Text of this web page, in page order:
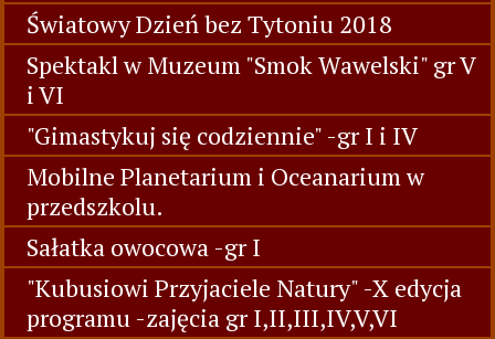
Światowy Dzień bez Tytoniu 2018
Spektakl w Muzeum "Smok Wawelski" gr V
i VI
"Gimastykuj się codziennie" -gr I i IV
Mobilne Planetarium i Oceanarium w
przedszkolu.
Sałatka owocowa -gr I
"Kubusiowi Przyjaciele Natury" -X edycja
programu -zajęcia gr I,II,III,IV,V,VI